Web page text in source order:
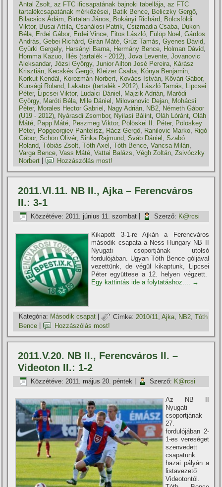
Antal Zsolt,az FTC ificsapatának bajnoki tabellája,az FTC
tartalékcsapatának mérkőzései, Batik Bence, Beliczky Gergő,
Bilacsics Ádám, Birtalan János, Bokányi Richárd, Bölcsföldi
Viktor, Busai Attila,Csanálosi Patrik,Csizmadia Csaba, Dukon
Béla, Erdei Gábor, Erdei Vince, Fitos László, Fülöp Noel ,Gárdos
András,Gebei Richárd,Girán Máté,Grúz Tamás,Gyenes Dávid,
Gyürki Gergely, Harsányi Barna, Hermány Bence, Holman Dávid,
Homma Kazuo, Illés (tartalék - 2012),Jova Levente,Jovanovic
Aleksandar,Józsi György,Junior Ailton José Pereira, Kárász
Krisztián, Kecskés Gergő, Kleizer Csaba, Kónya Benjamin,
Korkut Kendál , Korozmán Norbert, Kovács István, Kővári Gábor,
Kunsági Roland, Lakatos (tartalék - 2012), László Tamás, Lipcsei
Péter, Lipcsei Viktor, Ludaici Dániel , Majzik Adrián, Maródi
György, Maróti Béla, Mile Dániel , Milovanovic Dejan, Mohácsi
Péter, Morales Hector Gabriel , Nagy Adrián, NB2, Németh Gábor
(U19 - 2012), Nyárasdi Zsombor, Nyilasi Bálint,Oláh Lóránt,Oláh
Máté, Papp Máté, Peszmeg Viktor, Pölöskei II. Péter, Pölöskey
Péter, Popgeorgiev Pantelisz, Rácz Gergő, Ranilovic Marko, Rigó
Gábor,Schön Olivér,Sinka Rajmund,Sváb Dániel ,Szabó
Roland,Tóbiás Zsolt,Tóth Axel ,Tóth Bence,Vancsa Milán,
Varga Bence,Vass Máté,Vattai Balázs,Végh Zoltán,Zsivóczky
Norbert
Hozzászólás most!
2011.VI.11. NB II., Ajka – Ferencváros
II.: 3-1
Közzétéve: 2011. június 11. szombat Szerző: K@rcsi
Kikapott 3-1-re Ajkán a Ferencváros
második csapata a Ness Hungary NB II
Nyugati csoportjának utolsó
fordulójában. Ugyan Tóth Bence góljával
vezettünk, de végül kikaptunk, Lipcsei
Péter együttese a 12. helyen végzett.
Egy kattintás ide a folytatáshoz.... →
Kategória: Második csapat | Címke: 2010/11 ,Ajka NB2 ,Tóth
Bence
Hozzászólás most!
2011.V.20. NB II., Ferencváros II. –
Videoton II.: 1-2
Közzétéve: 2011. május 20. péntek Szerző: K@rcsi
Az NB II
Nyugati
csoportjának
27.
fordulójában 2-
1-es vereséget
szenvedett
csapatunk
hazai pályán a
listavezető
Videotontól.